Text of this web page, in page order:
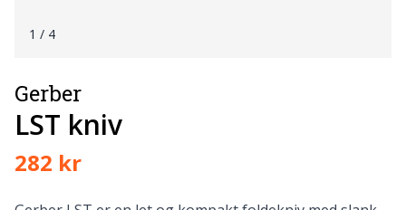
1 / 4
Gerber
LST kniv
282 kr